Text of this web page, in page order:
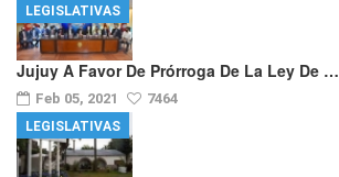
Jujuy A Favor De Prórroga De La Ley De …
Feb 05, 2021 7464
LEGISLATIVAS
LEGISLATIVAS